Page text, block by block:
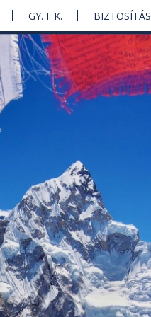
GY. I. K. BIZTOSÍTÁS